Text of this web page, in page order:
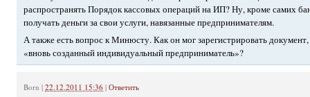
распространять Порядок кассовых операций на ИП? Ну, кроме самих
получать деньги за свои услуги, навязанные предпринимателям.
А также есть вопрос к Минюсту. Как он мог зарегистрировать
«вновь созданный индивидуальный предприниматель»?
Born | 22.12.2011 15:36 | Ответить